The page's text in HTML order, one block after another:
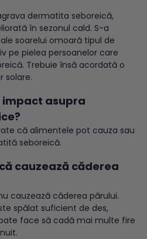
dermatita seboreică,
în sezonul cald. S-a
soarelui omoară tipul de
pe pielea persoanelor care
Trebuie însă acordată o
solare.
asupra
că alimentele pot cauza sau
seboreică.
cauzează căderea
cauzează căderea părului.
spălat suficient de des,
face să cadă mai multe fire